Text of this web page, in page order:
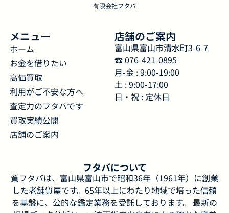
有限会社フタバ
メニュー
ホーム
お金を借りたい
高価買取
利用がご不安な方へ
査定力のフタバです
買取実績公開
店舗のご案内
店舗のご案内
富山県富山市清水町3-6-7
☎︎ 076-421-0895
月-金 : 9:00-19:00
土 : 9:00-17:00
日・祝 : 定休日
フタバについて
質フタバは、富山県富山市で昭和36年（1961年）に創業
した老舗質屋です。65年以上にわたり地域で培った信頼
を基盤に、公的な鑑定業務を受託しております。 最新の